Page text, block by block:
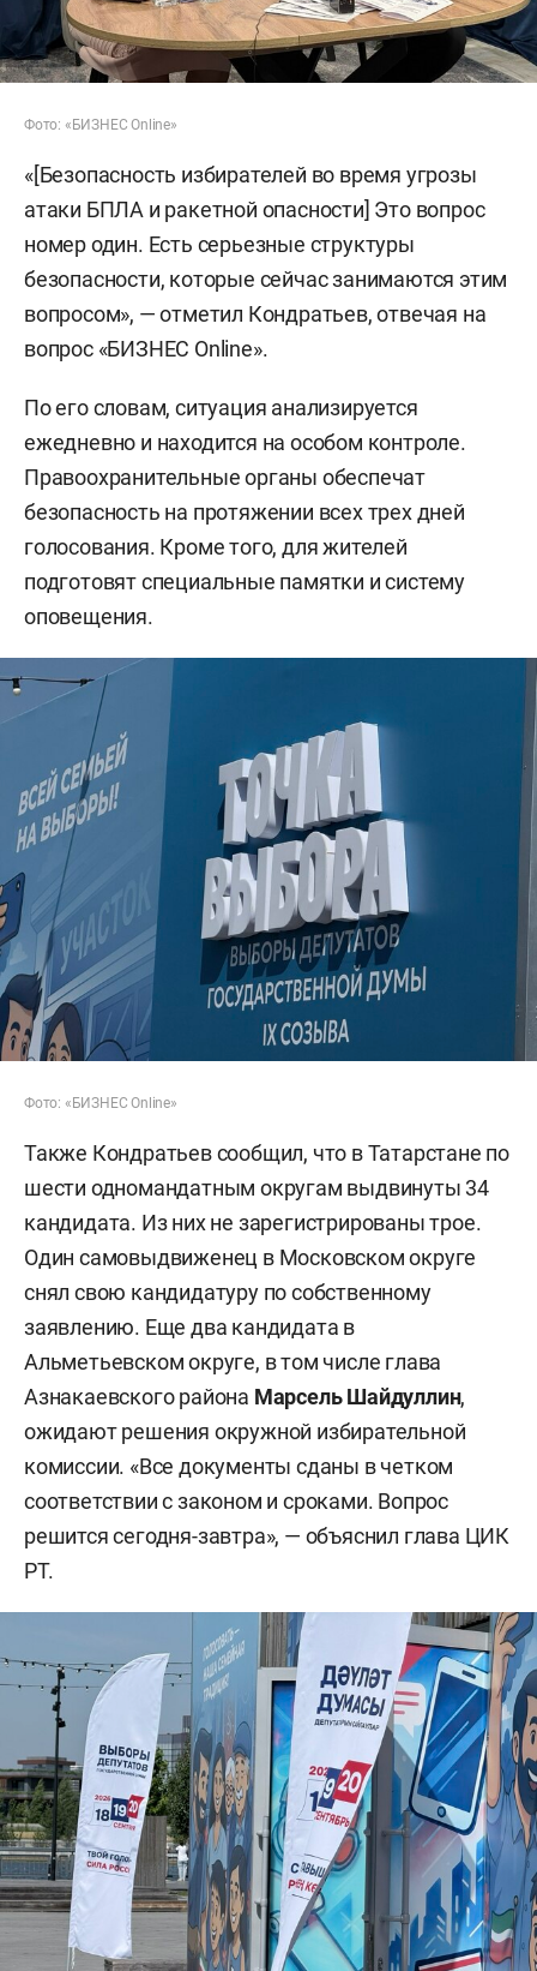
Фото: «БИЗНЕС Online»
«[Безопасность избирателей во время угрозы
атаки БПЛА и ракетной опасности] Это вопрос
номер один. Есть серьезные структуры
безопасности, которые сейчас занимаются этим
вопросом», — отметил Кондратьев, отвечая на
вопрос «БИЗНЕС Online».
По его словам, ситуация анализируется
ежедневно и находится на особом контроле.
Правоохранительные органы обеспечат
безопасность на протяжении всех трех дней
голосования. Кроме того, для жителей
подготовят специальные памятки и систему
оповещения.
Фото: «БИЗНЕС Online»
Также Кондратьев сообщил, что в Татарстане по
шести одномандатным округам выдвинуты 34
кандидата. Из них не зарегистрированы трое.
Один самовыдвиженец в Московском округе
снял свою кандидатуру по собственному
заявлению. Еще два кандидата в
Альметьевском округе, в том числе глава
Азнакаевского района Марсель Шайдуллин,
ожидают решения окружной избирательной
комиссии. «Все документы сданы в четком
соответствии с законом и сроками. Вопрос
решится сегодня-завтра», — объяснил глава ЦИК
РТ.